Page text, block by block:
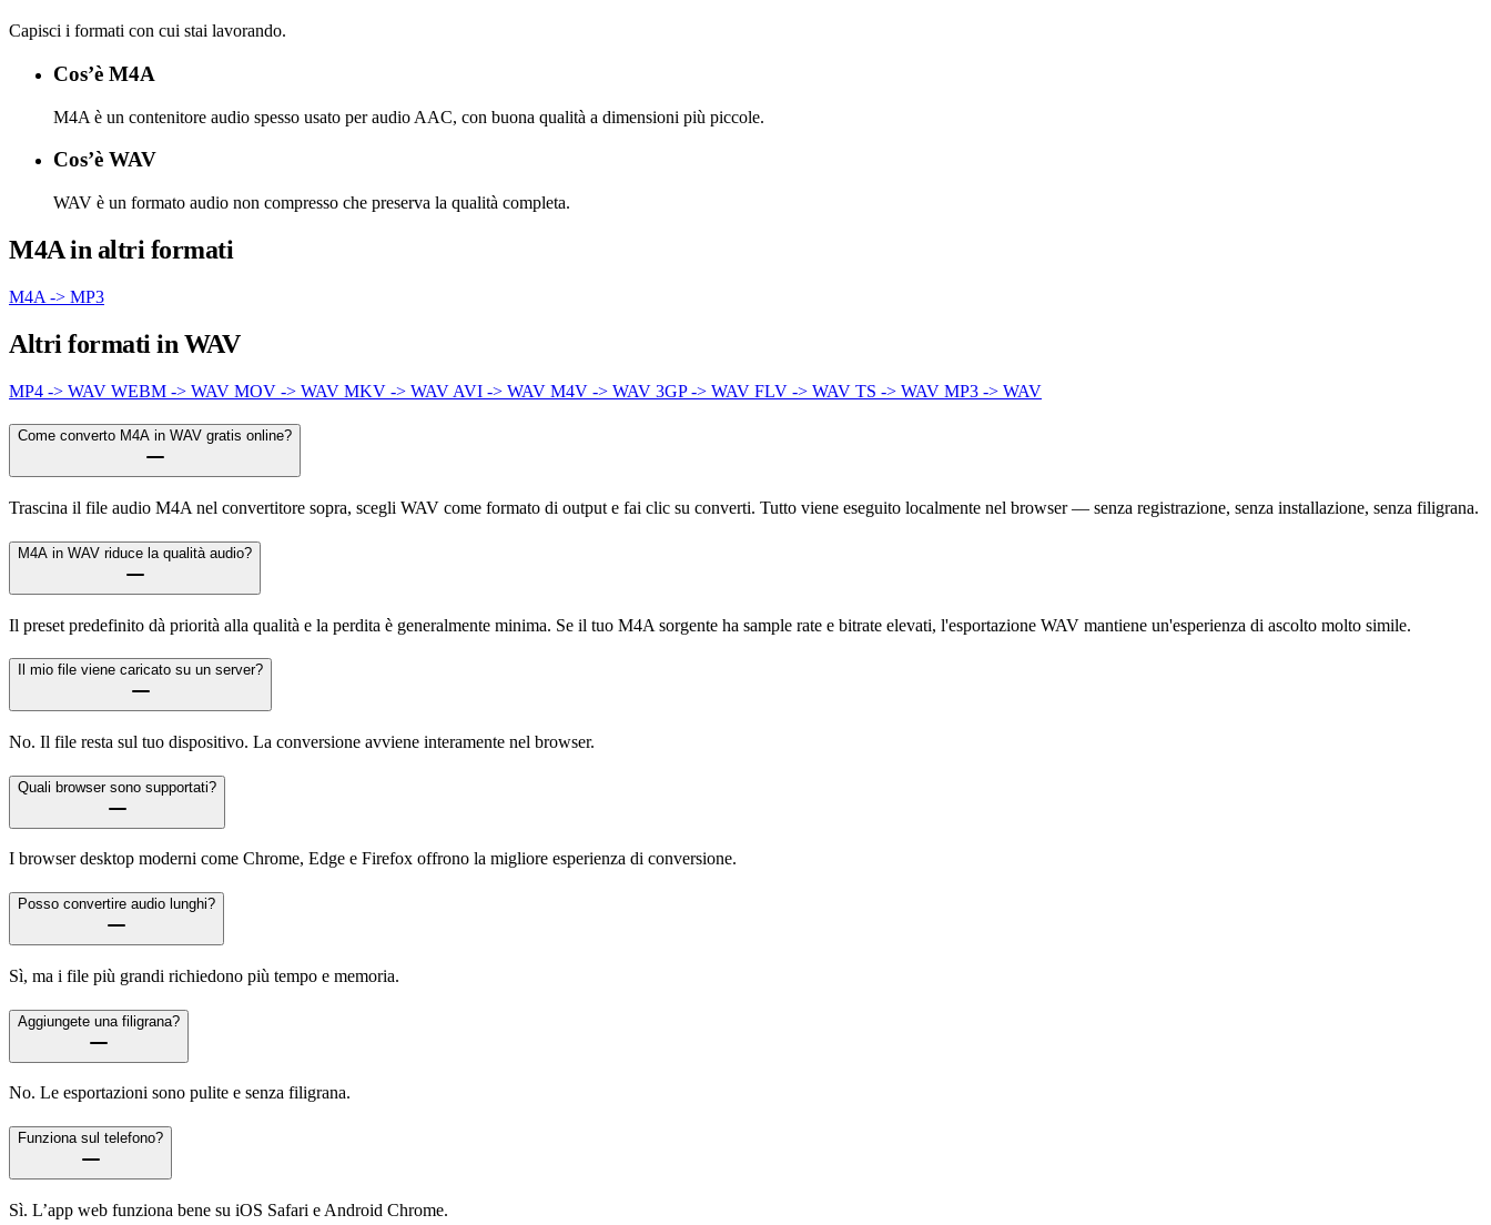
Capisci i formati con cui stai lavorando.
Cos’è M4A
M4A è un contenitore audio spesso usato per audio AAC, con buona qualità a dimensioni più piccole.
Cos’è WAV
WAV è un formato audio non compresso che preserva la qualità completa.
M4A in altri formati
M4A -> MP3
Altri formati in WAV
MP4 -> WAV WEBM -> WAV MOV -> WAV MKV -> WAV AVI -> WAV M4V -> WAV 3GP -> WAV FLV -> WAV TS -> WAV MP3 -> WAV
Come converto M4A in WAV gratis online?
Trascina il file audio M4A nel convertitore sopra, scegli WAV come formato di output e fai clic su converti. Tutto viene eseguito localmente nel browser — senza registrazione, senza installazione, senza filigrana.
M4A in WAV riduce la qualità audio?
Il preset predefinito dà priorità alla qualità e la perdita è generalmente minima. Se il tuo M4A sorgente ha sample rate e bitrate elevati, l'esportazione WAV mantiene un'esperienza di ascolto molto simile.
Il mio file viene caricato su un server?
No. Il file resta sul tuo dispositivo. La conversione avviene interamente nel browser.
Quali browser sono supportati?
I browser desktop moderni come Chrome, Edge e Firefox offrono la migliore esperienza di conversione.
Posso convertire audio lunghi?
Sì, ma i file più grandi richiedono più tempo e memoria.
Aggiungete una filigrana?
No. Le esportazioni sono pulite e senza filigrana.
Funziona sul telefono?
Sì. L’app web funziona bene su iOS Safari e Android Chrome.